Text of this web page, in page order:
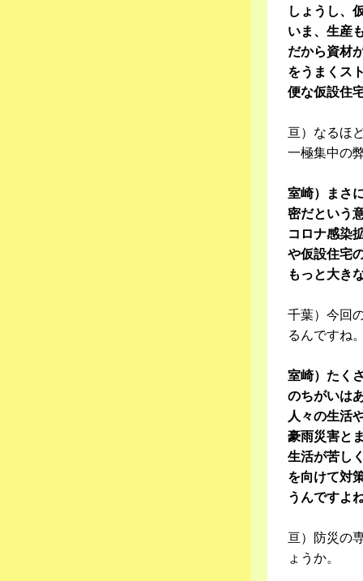
しょうし、
いま、生産
だから資材
をうまくス
便な仮設住
亘）なるほ
一極集中の
室崎）まさ
密だという
コロナ感染
や仮設住宅
もっと大き
千葉）今回
るんですね
室崎）たく
のちがいは
人々の生活
豪雨災害と
生活が苦し
を向けて対
うんですよ
亘）防災の
ょうか。